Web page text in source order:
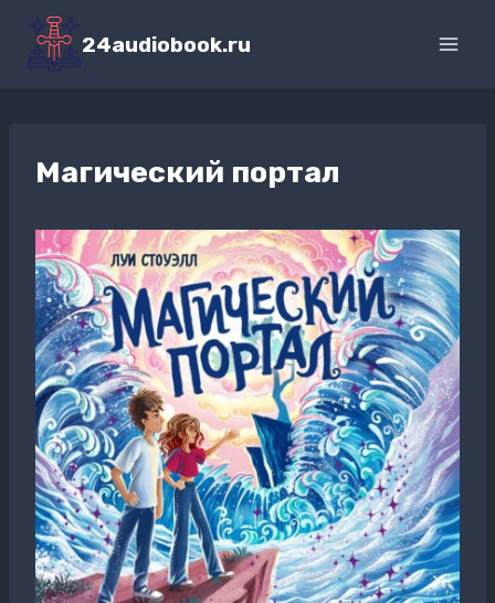
Перейти
содержимому
24audiobook.ru
Магический портал